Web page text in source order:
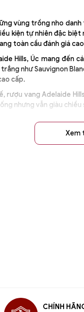
vùng trồng nho
kiện tự nhiên đặc
toàn cầu đánh giá
Hills, Úc mang đến
như Sauvignon
cấp.
vang Adelaide
nhưng vẫn giàu chiều
Hills nhập khẩu
Xem
CHÍNH